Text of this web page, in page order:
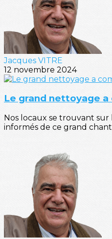
Jacques VITRE
12 novembre 2024
Le grand nettoyage a
Nos locaux se trouvant
informés de ce grand